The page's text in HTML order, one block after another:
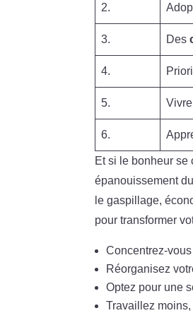
2.
3. Des
4.
5.
6.
Et si le bonheur
épanouissement
le gaspillage,
pour transformer
Concentrez-vous
Réorganisez
Optez pour une
Travaillez